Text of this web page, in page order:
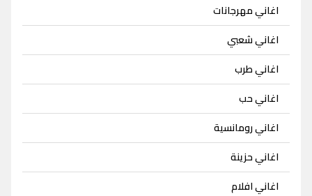
اغاني مهرجانات
اغاني شعبي
اغاني طرب
اغاني حب
اغاني رومانسية
اغاني حزينة
اغاني افلام